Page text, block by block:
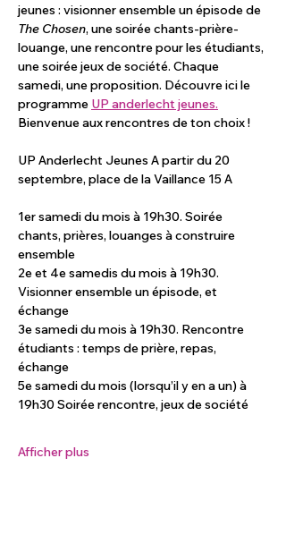
jeunes : visionner ensemble un épisode de
The Chosen, une soirée chants-prière-
louange, une rencontre pour les étudiants,
une soirée jeux de société. Chaque
samedi, une proposition. Découvre ici le
programme UP anderlecht jeunes.
Bienvenue aux rencontres de ton choix !
UP Anderlecht Jeunes A partir du 20
septembre, place de la Vaillance 15 A
1er samedi du mois à 19h30. Soirée
chants, prières, louanges à construire
ensemble
2e et 4e samedis du mois à 19h30.
Visionner ensemble un épisode, et
échange
3e samedi du mois à 19h30. Rencontre
étudiants : temps de prière, repas,
échange
5e samedi du mois (lorsqu’il y en a un) à
19h30 Soirée rencontre, jeux de société
Afficher plus